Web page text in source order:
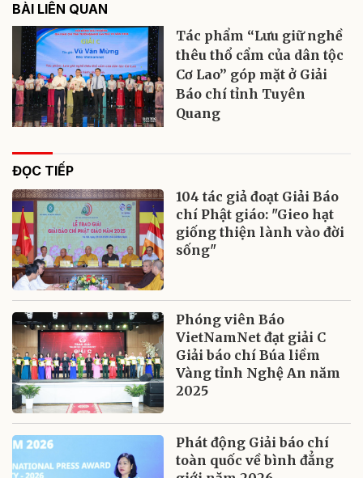
BÀI LIÊN QUAN
Tác phẩm “Lưu giữ nghề
thêu thổ cẩm của dân tộc
Cơ Lao” góp mặt ở Giải
Báo chí tỉnh Tuyên
Quang
ĐỌC TIẾP
104 tác giả đoạt Giải Báo
chí Phật giáo: "Gieo hạt
giống thiện lành vào đời
sống"
Phóng viên Báo
VietNamNet đạt giải C
Giải báo chí Búa liềm
Vàng tỉnh Nghệ An năm
2025
Phát động Giải báo chí
toàn quốc về bình đẳng